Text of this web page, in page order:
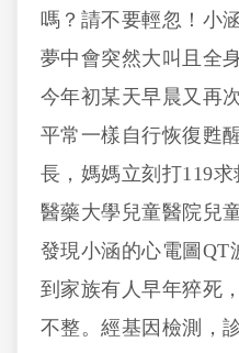
嗎？請不要輕忽！小
夢中會突然大叫且全
今年初某天早晨又再
平常一樣自行恢復甦
長，媽媽立刻打119
醫藥大學兒童醫院兒
發現小涵的心電圖QT
到家族有人早年猝死
不整。經基因檢測，